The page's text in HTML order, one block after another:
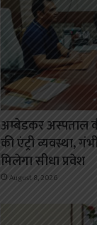
अम्बेडकर अस्पताल
की एंट्री व्यवस्था,
मिलेगा सीधा प्रवेश
August 8, 2026